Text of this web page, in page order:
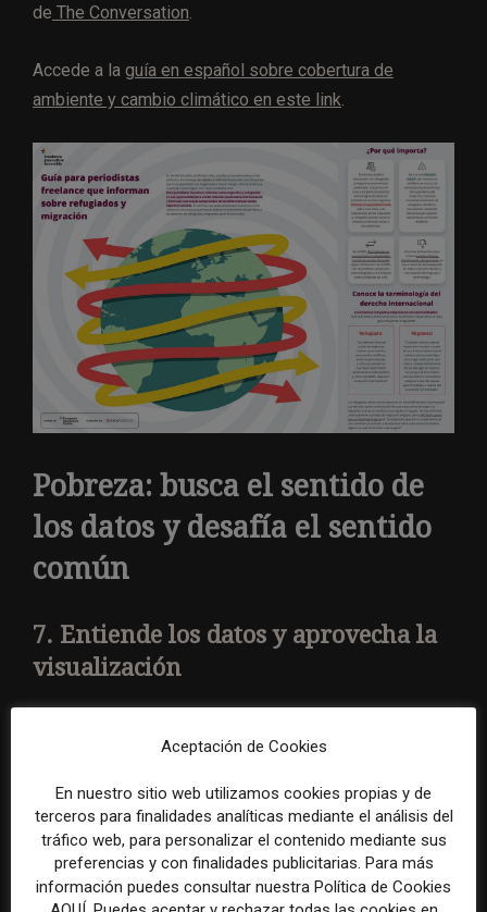
de The Conversation
Accede a la guía en español sobre cobertura de
ambiente y cambio climático en este link
Pobreza: busca el sentido de
los datos y desafía el sentido
común
7. Entiende los datos y aprovecha la
visualización
evaluar y medir la desigualdad económica y la pobreza.
el propósito de la medida. Es crucial entender de
dónde proceden los datos relevantes para tu historia,
cómo se han obtenido y qué indicadores están siendo
considerados.
Aceptación de Cookies
En nuestro sitio web utilizamos cookies propias y de
terceros para finalidades analíticas mediante el análisis del
tráfico web, para personalizar el contenido mediante sus
preferencias y con finalidades publicitarias. Para más
información puedes consultar nuestra Política de Cookies